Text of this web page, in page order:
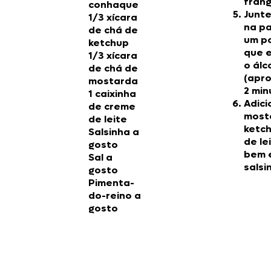
conhaque
1/3 xícara
de chá de
ketchup
1/3 xícara
de chá de
mostarda
1 caixinha
de creme
de leite
Salsinha a
gosto
Sal a
gosto
Pimenta-
do-reino a
gosto
na
um
que
o
2
de
bem